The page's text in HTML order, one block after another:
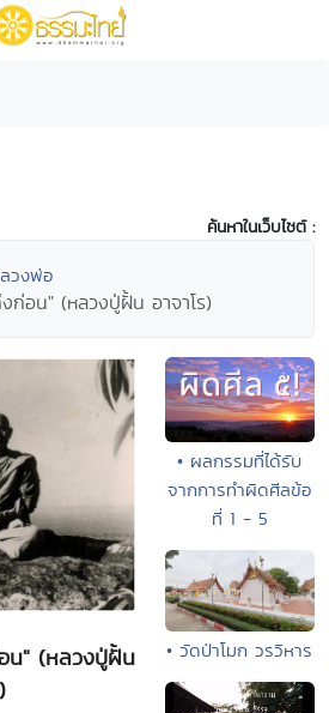
ค้นหาในเว็บไซต์ :
วงพ่อ
ก่อน" (หลวงปู่ฝั้น อาจาโร)
น" (หลวงปู่ฝั้น
• ผลกรรมที่ได้รับ
จากการทำผิดศีลข้อ
ที่ 1 - 5
• วัดป่าโมก วรวิหาร